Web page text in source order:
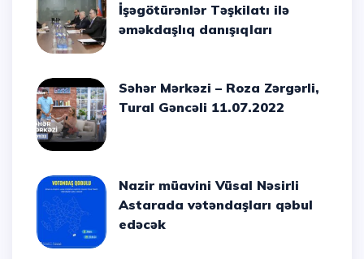
İşəgötürənlər Təşkilatı ilə
əməkdaşlıq danışıqları
Səhər Mərkəzi – Roza Zərgərli,
Tural Gəncəli 11.07.2022
Nazir müavini Vüsal Nəsirli
Astarada vətəndaşları qəbul
edəcək